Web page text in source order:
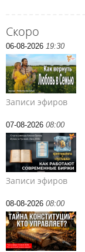
Скоро
06-08-2026 19:30
Записи эфиров
07-08-2026 08:00
Записи эфиров
08-08-2026 08:00